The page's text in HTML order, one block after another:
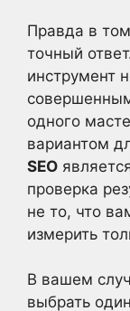
Правда в
точный
инструмент
одного
вариантом
SEO
проверка
не то, что
измерить
В вашем
выбрать